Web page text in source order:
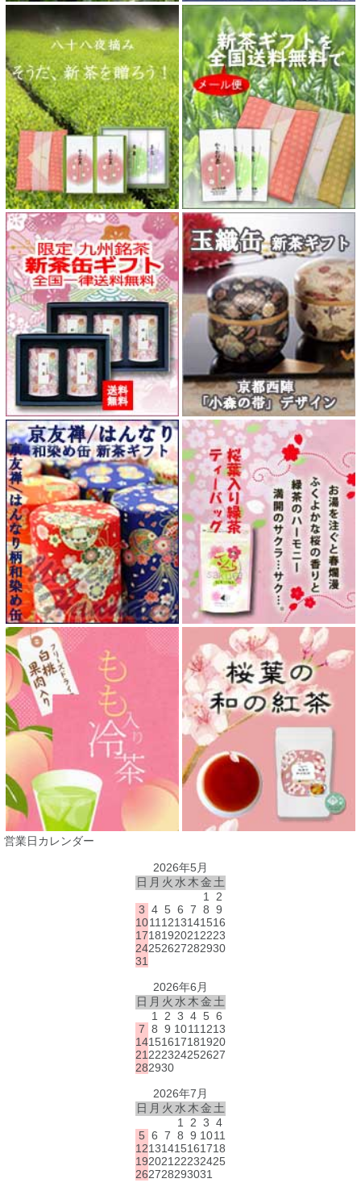
営業日カレンダー
2026年5月
日 月 火 水 木金 土
1
2
3 4 5 6 7 8 9
1011 1213141516
1718192021 2223
24252627282930
31
2026年6月
日 月 火 水 木金 土
1
2 3 4 5 6
7 8 9 1011 1213
14151617181920
21 222324252627
282930
2026年7月
日 月 火 水 木金 土
1
2 3 4
5 6 7 8 9 1011
12131415161718
192021 22232425
262728293031